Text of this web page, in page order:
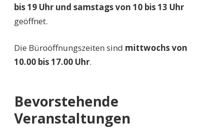
bis 19 Uhr und samstags von 10 bis 13 Uhr
geöffnet.
Die Büroöffnungszeiten sind mittwochs von
10.00 bis 17.00 Uhr.
Bevorstehende
Veranstaltungen